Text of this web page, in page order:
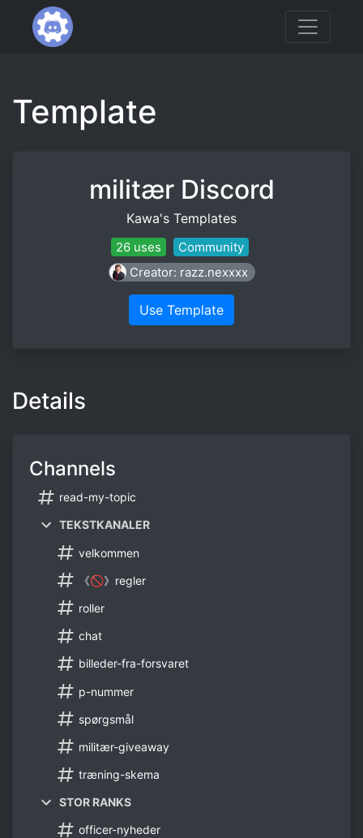
Template
militær Discord
Kawa's Templates
26 uses
Community
Creator: razz.nexxxx
Use Template
Details
Channels
read-my-topic
TEKSTKANALER
velkommen
《🚫》regler
roller
chat
billeder-fra-forsvaret
p-nummer
spørgsmål
militær-giveaway
træning-skema
STOR RANKS
officer-nyheder